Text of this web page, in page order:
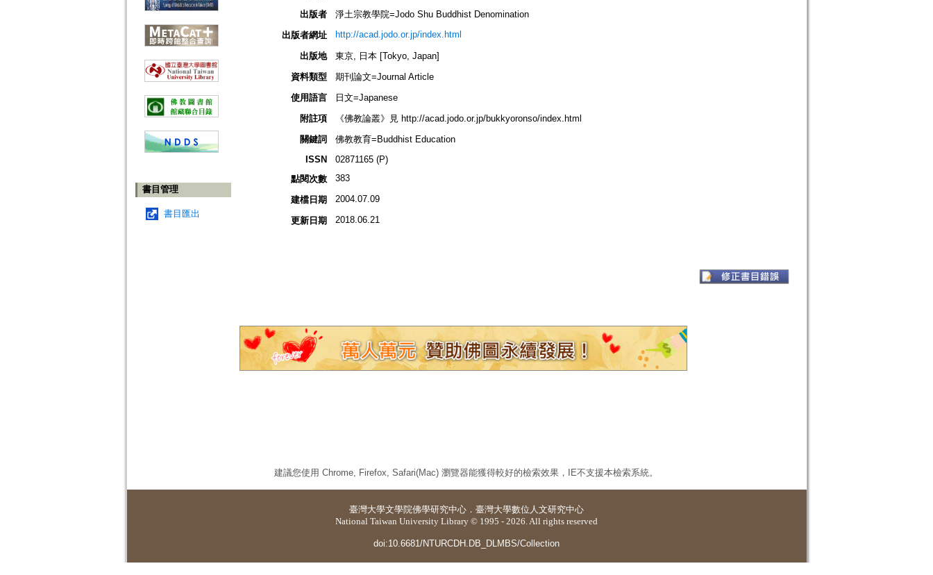
書目管理
書目匯出
出版者
淨土宗教學院=Jodo Shu Buddhist Denomination
出版者網址
http://acad.jodo.or.jp/index.html
出版地
東京, 日本 [Tokyo, Japan]
資料類型
期刊論文=Journal Article
使用語言
日文=Japanese
附註項
《佛教論叢》見 http://acad.jodo.or.jp/bukkyoronso/index.html
關鍵詞
佛教教育=Buddhist Education
ISSN
02871165 (P)
點閱次數
383
建檔日期 2004.07.09
更新日期 2018.06.21
建議您使用 Chrome, Firefox, Safari(Mac) 瀏覽器能獲得較好的檢索效果，IE不支援本檢索系統。
臺灣大學文學院佛學研究中心 ． 臺灣大學數位人文研究中心
National Taiwan University Library © 1995 - 2026. All rights reserved
doi:10.6681/NTURCDH.DB_DLMBS/Collection